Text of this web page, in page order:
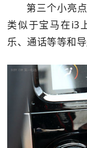
第三个小亮
类似于宝马在i3
乐、通话等等和